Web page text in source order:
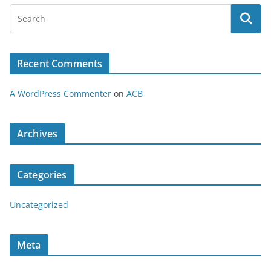
Recent Comments
A WordPress Commenter on ACB
Archives
Categories
Uncategorized
Meta